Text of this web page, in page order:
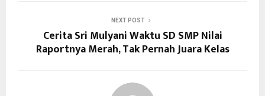
NEXT POST
Cerita Sri Mulyani Waktu SD SMP Nilai
Raportnya Merah, Tak Pernah Juara Kelas